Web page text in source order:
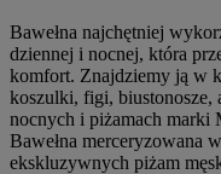
Bawełna najchętniej
dziennej i nocnej, która
komfort. Znajdziemy ją w
koszulki, figi, biustonosze,
nocnych i piżamach marki
Bawełna merceryzowana
ekskluzywnych piżam